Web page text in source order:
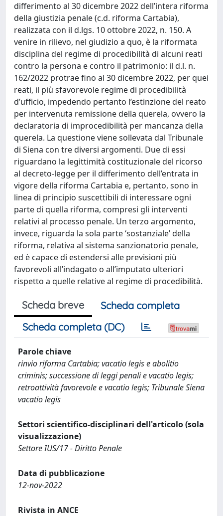
differimento al 30 dicembre 2022 dell’intera riforma
della giustizia penale (c.d. riforma Cartabia),
realizzata con il d.lgs. 10 ottobre 2022, n. 150. A
venire in rilievo, nel giudizio a quo, è la riformata
disciplina del regime di procedibilità di alcuni reati
contro la persona e contro il patrimonio: il d.l. n.
162/2022 protrae fino al 30 dicembre 2022, per quei
reati, il più sfavorevole regime di procedibilità
d’ufficio, impedendo pertanto l’estinzione del reato
per intervenuta remissione della querela, ovvero la
declaratoria di improcedibilità per mancanza della
querela. La questione viene sollevata dal Tribunale
di Siena con tre diversi argomenti. Due di essi
riguardano la legittimità costituzionale del ricorso
al decreto-legge per il differimento dell’entrata in
vigore della riforma Cartabia e, pertanto, sono in
linea di principio suscettibili di interessare ogni
parte di quella riforma, compresi gli interventi
relativi al processo penale. Un terzo argomento,
invece, riguarda la sola parte ‘sostanziale’ della
riforma, relativa al sistema sanzionatorio penale,
ed è capace di estendersi alle previsioni più
favorevoli all’indagato o all’imputato ulteriori
rispetto a quelle relative al regime di procedibilità.
Scheda breve
Scheda completa
Scheda completa (DC)
Parole chiave
rinvio riforma Cartabia; vacatio legis e abolitio
criminis; successione di leggi penali e vacatio legis;
retroattività favorevole e vacatio legis; Tribunale Siena
vacatio legis
Settori scientifico-disciplinari dell'articolo (sola
visualizzazione)
Settore IUS/17 - Diritto Penale
Data di pubblicazione
12-nov-2022
Rivista in ANCE